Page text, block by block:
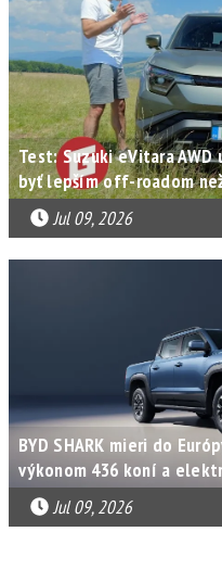
Test: Suzuki eVitara
byť lepším off-roadom
Jul 09, 2026
BYD SHARK mieri do
výkonom 436 koní a
Jul 09, 2026